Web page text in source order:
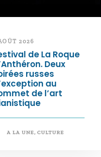
2026
de La Roque
Deux
russes
au
de l’art
A LA UNE, CULTURE